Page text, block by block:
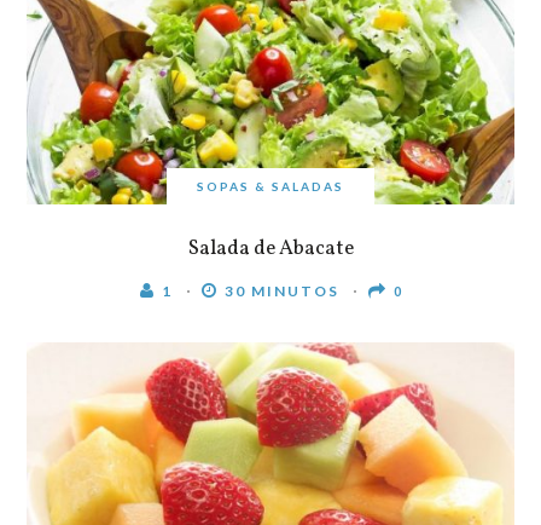
SOPAS & SALADAS
Salada de Abacate
1 30 MINUTOS 0